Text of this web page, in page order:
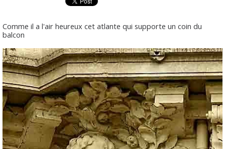
Comme il a l'air heureux cet atlante qui supporte un coin du
balcon